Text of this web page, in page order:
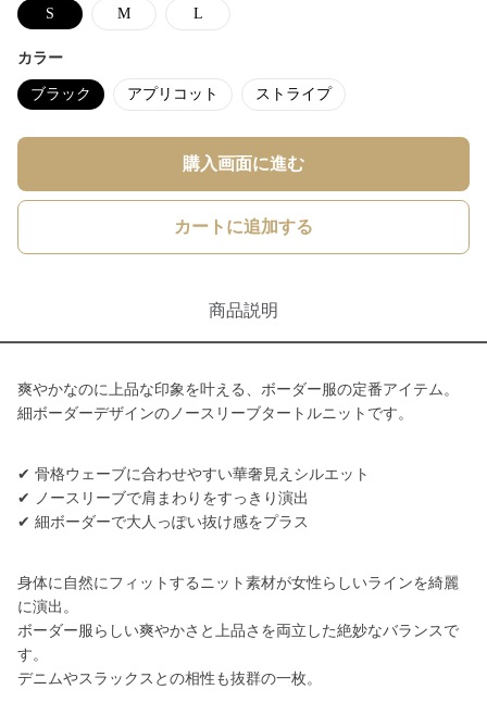
S M L
カラー
ブラック アプリコット ストライプ
購入画面に進む
カートに追加する
商品説明
爽やかなのに上品な印象を叶える、ボーダー服の定番アイテム。
細ボーダーデザインのノースリーブタートルニットです。
✔ 骨格ウェーブに合わせやすい華奢見えシルエット
✔ ノースリーブで肩まわりをすっきり演出
✔ 細ボーダーで大人っぽい抜け感をプラス
身体に自然にフィットするニット素材が女性らしいラインを綺麗
に演出。
ボーダー服らしい爽やかさと上品さを両立した絶妙なバランスで
す。
デニムやスラックスとの相性も抜群の一枚。